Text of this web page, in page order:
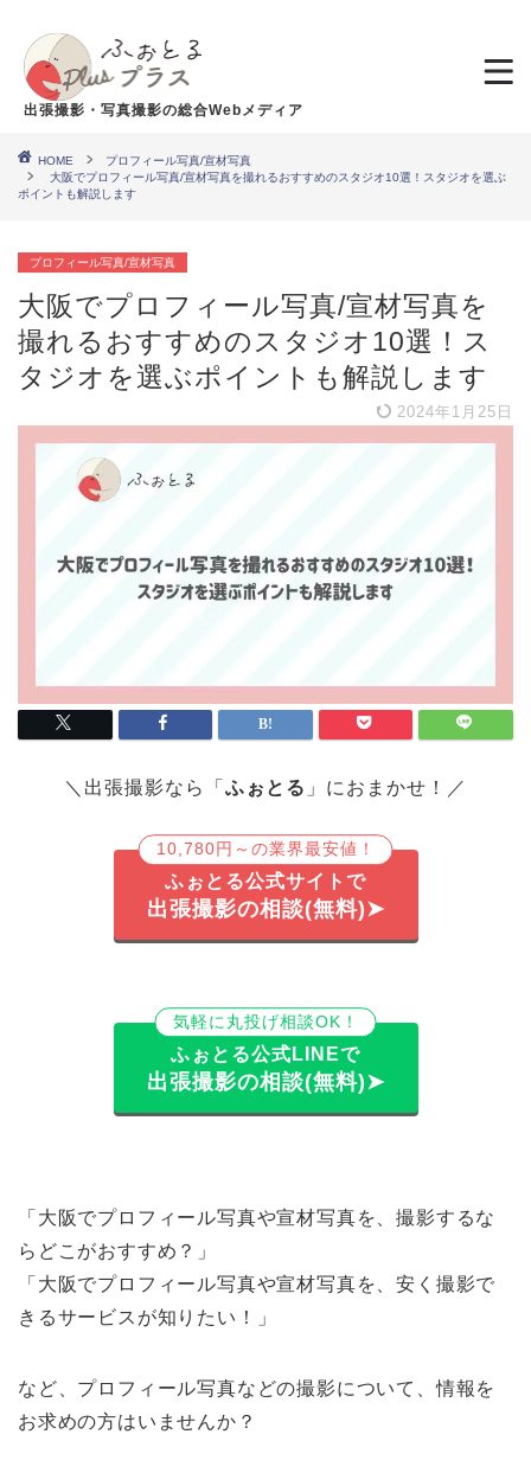
出張撮影・写真撮影の総合Webメディア
HOME
プロフィール写真/宣材写真
大阪でプロフィール写真/宣材写真を撮れるおすすめのスタジオ10選！スタジオを選ぶ
ポイントも解説します
プロフィール写真/宣材写真
大阪でプロフィール写真/宣材写真を
撮れるおすすめのスタジオ10選！ス
タジオを選ぶポイントも解説します
2024年1月25日
＼出張撮影なら「 ふぉとる 」におまかせ！／
10,780円～の業界最安値！
ふぉとる公式サイトで
出張撮影の相談(無料)➤
気軽に丸投げ相談OK！
ふぉとる公式LINEで
出張撮影の相談(無料)➤
「大阪でプロフィール写真や宣材写真を、撮影するな
らどこがおすすめ？」
「大阪でプロフィール写真や宣材写真を、安く撮影で
きるサービスが知りたい！」
など、プロフィール写真などの撮影について、情報を
お求めの方はいませんか？